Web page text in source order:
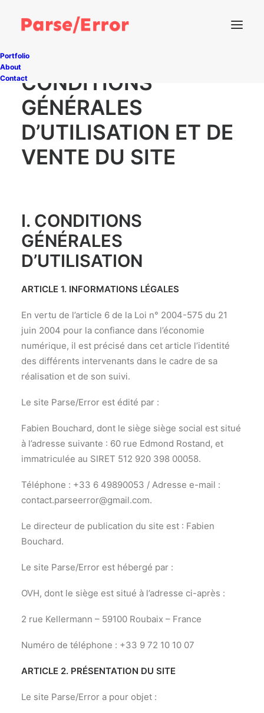
Portfolio
About
ContactCONDITIONS
GÉNÉRALES
D’UTILISATION ET DE
VENTE DU SITE
I. CONDITIONS
GÉNÉRALES
D’UTILISATION
ARTICLE 1. INFORMATIONS LÉGALES
En vertu de l’article 6 de la Loi n° 2004-575 du 21
juin 2004 pour la confiance dans l’économie
numérique, il est précisé dans cet article l’identité
des différents intervenants dans le cadre de sa
réalisation et de son suivi.
Le site Parse/Error est édité par :
Fabien Bouchard, dont le siège siège social est situé
à l’adresse suivante : 60 rue Edmond Rostand, et
immatriculée au SIRET 512 920 398 00058.
Téléphone : +33 6 49890053 / Adresse e-mail :
contact.parseerror@gmail.com.
Le directeur de publication du site est : Fabien
Bouchard.
Le site Parse/Error est hébergé par :
OVH, dont le siège est situé à l’adresse ci-après :
2 rue Kellermann – 59100 Roubaix – France
Numéro de téléphone : +33 9 72 10 10 07
ARTICLE 2. PRÉSENTATION DU SITE
Le site Parse/Error a pour objet :